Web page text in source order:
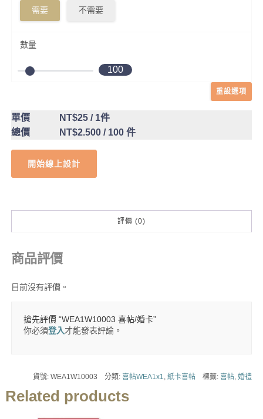
需要 不需要
數量
100
重設選項
單價 NT$25/ 1件
總價
NT$2.500/ 100 件
開始線上設計
評價 (0)
商品評價
目前沒有評價。
搶先評價 “WEA1W10003 喜帖/婚卡”
你必須登入才能發表評論。
貨號:WEA1W10003 分類:喜帖WEA1x1 ,紙卡喜帖 標籤:喜帖 ,婚禮
Related products